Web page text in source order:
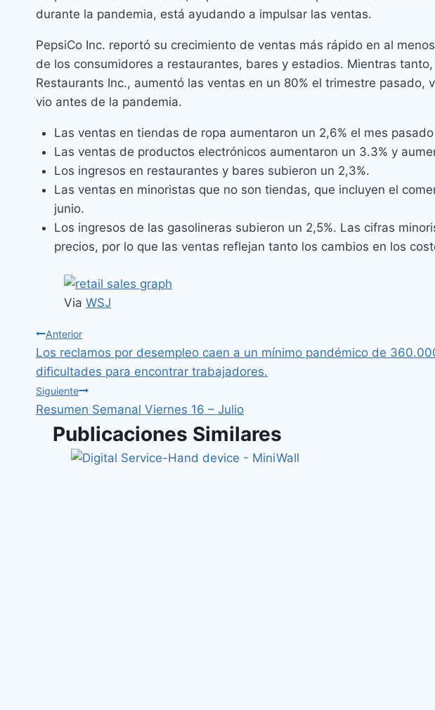
durante la pandemia, está ayudando a impulsar las ventas.
PepsiCo Inc. reportó su crecimiento de ventas más rápido en al
de los consumidores a restaurantes, bares y estadios. Mientras
Restaurants Inc., aumentó las ventas en un 80% el trimestre pasado,
vio antes de la pandemia.
Las ventas en tiendas de ropa aumentaron un 2,6% el mes
Las ventas de productos electrónicos aumentaron un 3.3% y
Los ingresos en restaurantes y bares subieron un 2,3%.
Las ventas en minoristas que no son tiendas, que incluyen el
junio.
Los ingresos de las gasolineras subieron un 2,5%. Las cifras
precios, por lo que las ventas reflejan tanto los cambios en los
Via WSJ
Anterior
Los reclamos por desempleo caen a un mínimo pandémico de
dificultades para encontrar trabajadores.
Siguiente
Resumen Semanal Viernes 16 – Julio
Publicaciones Similares